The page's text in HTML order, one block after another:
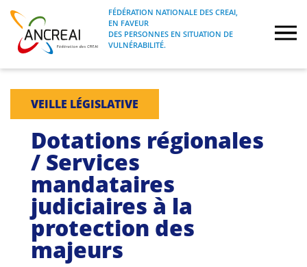
Skip
content
ANCREAI
FÉDÉRATION NATIONALE DES CREAI, EN
FAVEUR DES PERSONNES EN SITUATION
FÉDÉRATION NATIONALE DES CREAI,
EN FAVEUR
DES PERSONNES EN SITUATION DE
VULNÉRABILITÉ.
À propos
Journées nationales
Formations
Projets Fédéraux
VEILLE LÉGISLATIVE
Dotations régionales
/ Services
mandataires
judiciaires à la
protection des
majeurs